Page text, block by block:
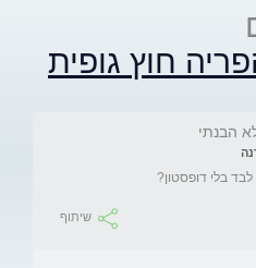
חוץ גופית
הבנתי
שיתוף